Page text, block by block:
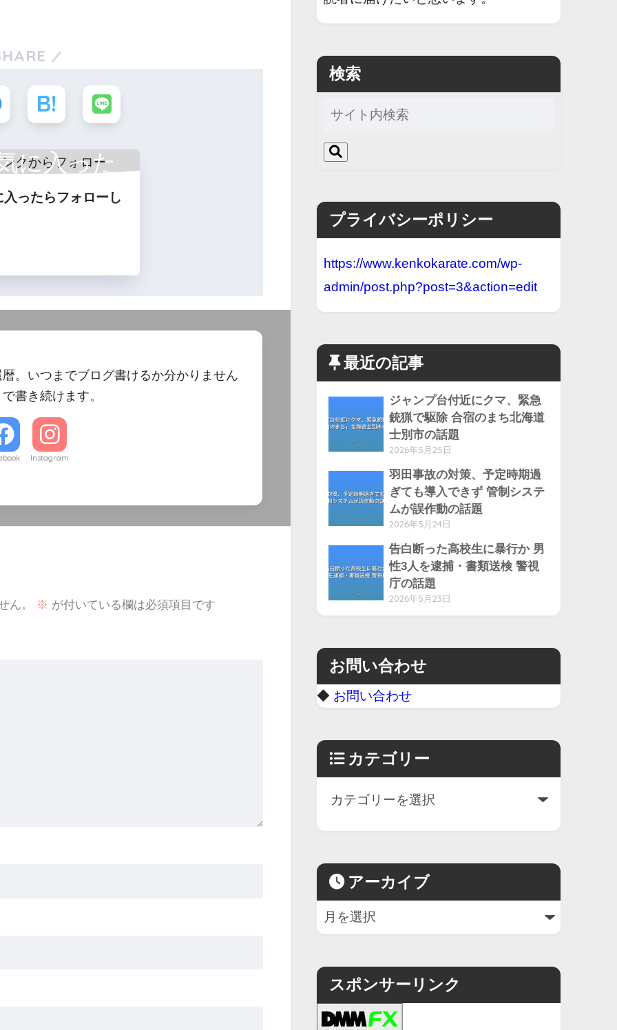
に入った
ォロー
ったらフォローし
。いつまでブログ書けるか分かりません
書き続けます。
Instagram
ん。 ※ が付いている欄は必須項目です
検索
プライバシーポリシー
https://www.kenkokarate.com/wp-
admin/post.php?post=3&action=edit
最近の記事
ジャンプ台付近にクマ、緊急
銃猟で駆除 合宿のまち北海道
士別市の話題
2026年5月25日
羽田事故の対策、予定時期過
ぎても導入できず 管制システ
ムが誤作動の話題
2026年5月24日
告白断った高校生に暴行か 男
性3人を逮捕・書類送検 警視
庁の話題
2026年5月23日
お問い合わせ
◆ お問い合わせ
カテゴリー
アーカイブ
スポンサーリンク